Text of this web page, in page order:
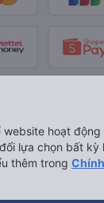
hoạt
lựa chọn bất kỳ
thêm trong